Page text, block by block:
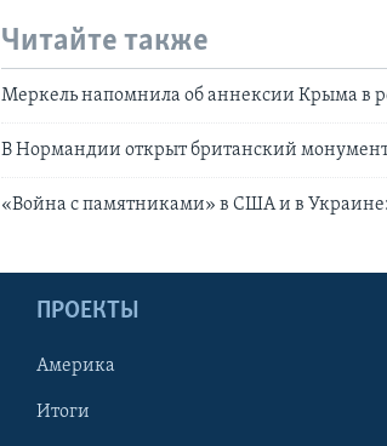
Читайте также
Меркель напомнила об аннексии Крыма в
В Нормандии открыт британский
«Война с памятниками» в США и в Украине:
ПРОЕКТЫ
Америка
Итоги